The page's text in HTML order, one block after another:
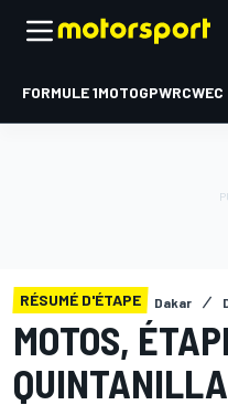
FORMULE 1MOTOGPWRCWEC
RÉSUMÉ D'ÉTAPE Dakar
MOTOS,